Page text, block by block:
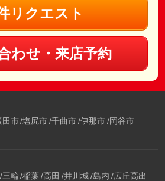
リクエスト
わせ・来店予約
田市 塩尻市 千曲市 伊那市 岡谷市
三輪 稲葉 高田 井川城 島内 広丘高出